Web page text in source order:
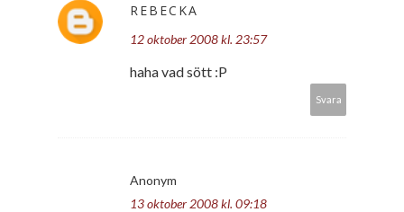
REBECKA
12 oktober 2008 kl. 23:57
haha vad sött :P
Svara
Anonym
13 oktober 2008 kl. 09:18